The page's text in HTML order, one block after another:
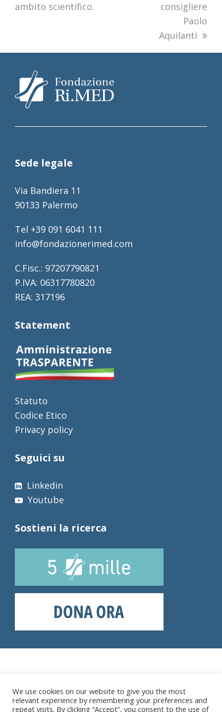
ambito scientifico.
consigliere
Paolo
Aquilanti
Sede legale
Via Bandiera 11
90133 Palermo
Tel +39 091 6041 111
info@fondazionerimed.com
C.Fisc.: 97207790821
P.IVA: 06317780820
REA: 317196
Statement
Statuto
Codice Etico
Privacy policy
Seguici su
Linkedin
Youtube
Sostieni la ricerca
We use cookies on our website to give you the most
relevant experience by remembering your preferences and
repeat visits. By clicking “Accept”, you consent to the use of